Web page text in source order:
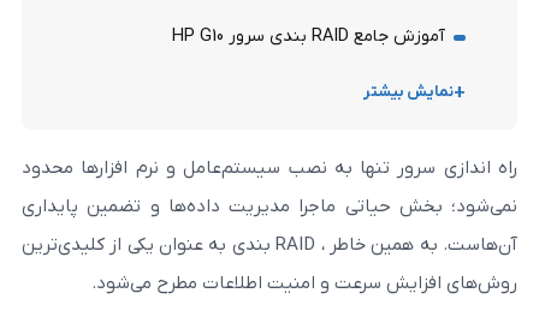
تنها به نصب سیستم‌عامل و نرم ‌افزارها محدود
ماجرا مدیریت داده‌ها و تضمین پایداری
آن‌هاست. به همین خاطر ، RAID بندی به‌ عنوان یکی از کلیدی‌ترین
و امنیت اطلاعات مطرح می‌شود.